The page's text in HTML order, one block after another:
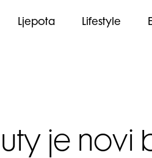
Ljepota Lifestyle
je novi